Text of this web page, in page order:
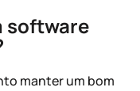
software
manter um bom